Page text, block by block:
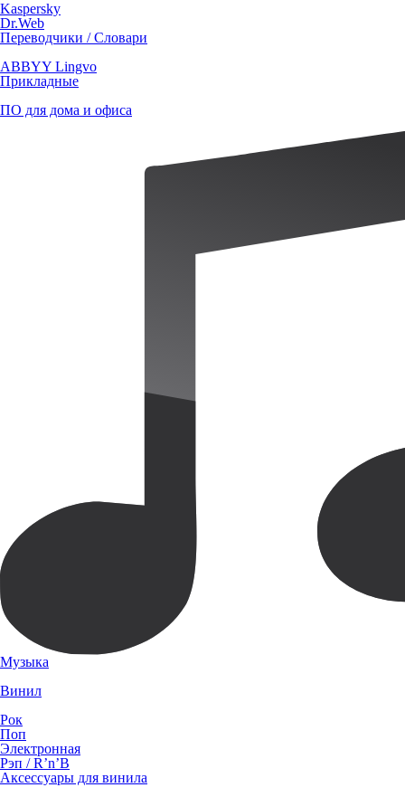
Kaspersky
Dr.Web
Переводчики / Словари
ABBYY Lingvo
Прикладные
ПО для дома и офиса
Музыка
Винил
Рок
Поп
Электронная
Рэп / R’n’B
Аксессуары для винила